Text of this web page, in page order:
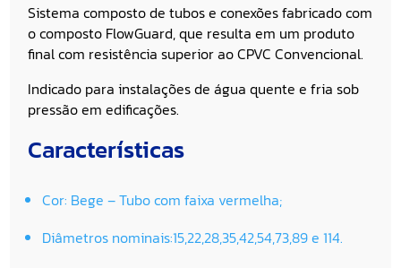
Sistema composto de tubos e conexões fabricado com
o composto FlowGuard, que resulta em um produto
final com resistência superior ao CPVC Convencional.
Indicado para instalações de água quente e fria sob
pressão em edificações.
Características
Cor: Bege – Tubo com faixa vermelha;
Diâmetros nominais:15,22,28,35,42,54,73,89 e 114.